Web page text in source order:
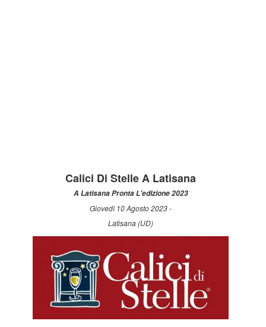
Calici Di Stelle A Latisana
A Latisana Pronta L'edizione 2023
Giovedì 10 Agosto 2023 -
Latisana (UD)